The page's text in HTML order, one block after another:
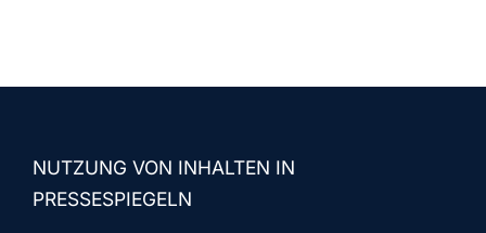
NUTZUNG VON INHALTEN IN
PRESSESPIEGELN